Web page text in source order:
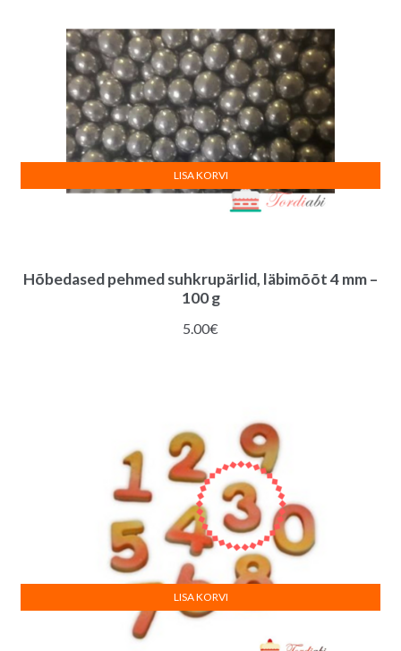
Hõbedased pehmed suhkrupärlid, läbimõõt 4 mm –
100 g
5.00€
LISA KORVI
LISA KORVI